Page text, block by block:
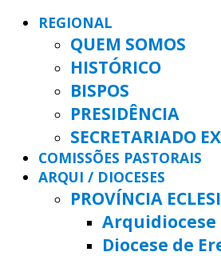
REGIONAL
QUEM SOMOS
HISTÓRICO
BISPOS
PRESIDÊNCIA
SECRETARIADO
COMISSÕES PASTORAIS
ARQUI / DIOCESES
PROVÍNCIA
Arquidiocese
Diocese de